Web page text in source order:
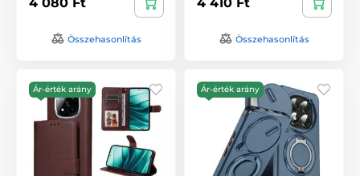
Összehasonlítás Összehasonlítás
Ár-érték arány Ár-érték arány